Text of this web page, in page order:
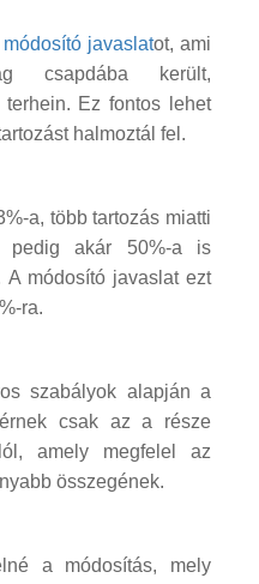
módosító javaslatot, ami
csapdába került,
Ez fontos lehet
halmoztál fel.
a, több tartozás miatti
pedig akár 50%-a is
módosító javaslat ezt
ra.
szabályok alapján a
csak az a része
amely megfelel az
összegének.
a módosítás, mely